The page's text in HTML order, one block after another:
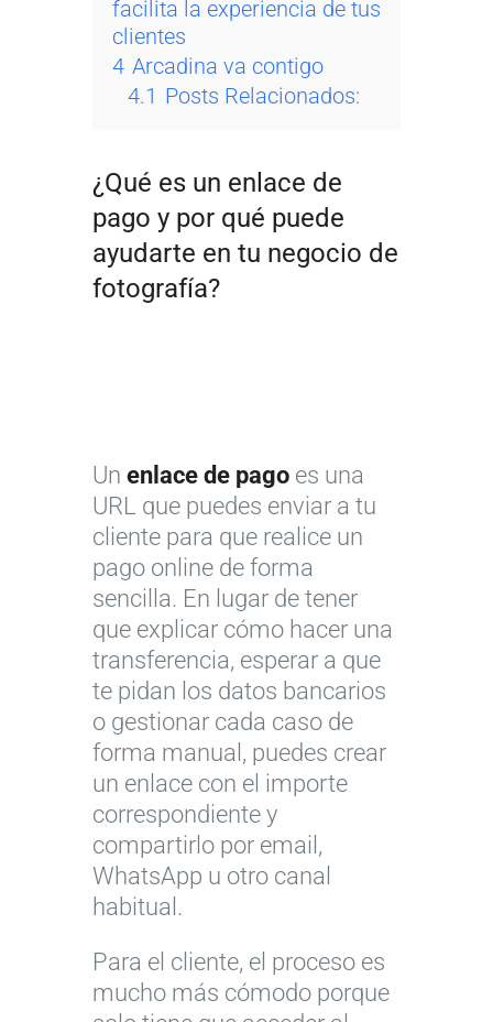
facilita la experiencia de tus
clientes
4 Arcadina va contigo
4.1 Posts Relacionados:
¿Qué es un enlace de
pago y por qué puede
ayudarte en tu negocio de
fotografía?
Un enlace de pago es una
URL que puedes enviar a tu
cliente para que realice un
pago online de forma
sencilla. En lugar de tener
que explicar cómo hacer una
transferencia, esperar a que
te pidan los datos bancarios
o gestionar cada caso de
forma manual, puedes crear
un enlace con el importe
correspondiente y
compartirlo por email,
WhatsApp u otro canal
habitual.
Para el cliente, el proceso es
mucho más cómodo porque